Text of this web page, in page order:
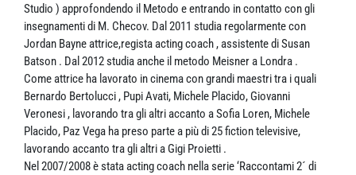
Studio ) approfondendo il Metodo e entrando in contatto con gli
insegnamenti di M. Checov. Dal 2011 studia regolarmente con
Jordan Bayne attrice,regista acting coach , assistente di Susan
Batson . Dal 2012 studia anche il metodo Meisner a Londra .
Come attrice ha lavorato in cinema con grandi maestri tra i quali
Bernardo Bertolucci , Pupi Avati, Michele Placido, Giovanni
Veronesi , lavorando tra gli altri accanto a Sofia Loren, Michele
Placido, Paz Vega ha preso parte a più di 25 fiction televisive,
lavorando accanto tra gli altri a Gigi Proietti .
Nel 2007/2008 è stata acting coach nella serie ‘Raccontami 2´ di